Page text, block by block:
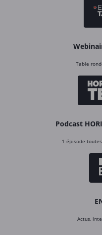
Table
Podcast
1 épisode
Actus,